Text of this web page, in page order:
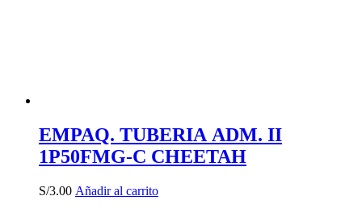
EMPAQ. TUBERIA ADM. II
1P50FMG-C CHEETAH
S/3.00 Añadir al carrito